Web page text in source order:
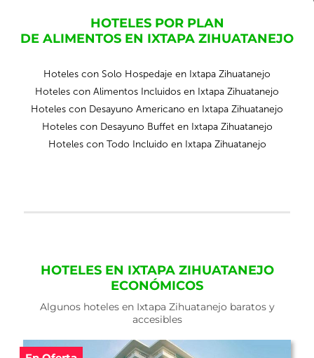
HOTELES POR PLAN
DE ALIMENTOS EN IXTAPA ZIHUATANEJO
Hoteles con Solo Hospedaje en Ixtapa Zihuatanejo
Hoteles con Alimentos Incluidos en Ixtapa Zihuatanejo
Hoteles con Desayuno Americano en Ixtapa Zihuatanejo
Hoteles con Desayuno Buffet en Ixtapa Zihuatanejo
Hoteles con Todo Incluido en Ixtapa Zihuatanejo
HOTELES EN IXTAPA ZIHUATANEJO
ECONÓMICOS
Algunos hoteles en Ixtapa Zihuatanejo baratos y
accesibles